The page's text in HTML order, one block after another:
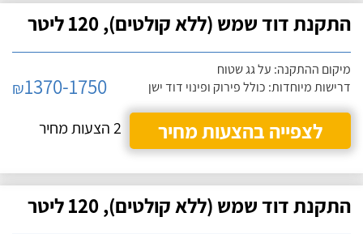
התקנת דוד שמש (ללא קולטים), 120 ליטר
מיקום ההתקנה: על גג שטוח
דרישות מיוחדות: כולל פירוק ופינוי דוד ישן
₪1370-1750
לצפייה בהצעות מחיר
2 הצעות מחיר
התקנת דוד שמש (ללא קולטים), 120 ליטר